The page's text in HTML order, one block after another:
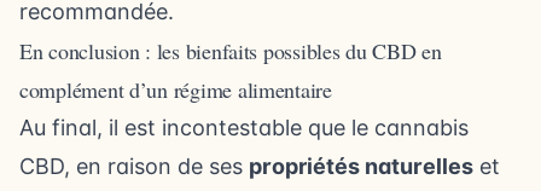
recommandée.
En conclusion : les bienfaits possibles du CBD en
complément d’un régime alimentaire
Au final, il est incontestable que le cannabis
CBD, en raison de ses propriétés naturelles et